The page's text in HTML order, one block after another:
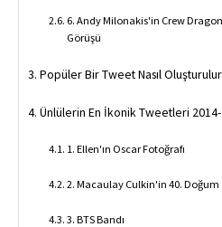
6. Andy Milonakis'in Crew
Görüşü
Popüler Bir Tweet Nasıl
Ünlülerin En İkonik Tweetleri
1. Ellen'ın Oscar Fotoğrafı
2. Macaulay Culkin'in 40. Doğum
3. BTS Bandı